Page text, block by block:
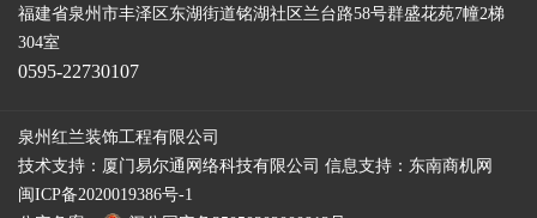
福建省泉州市丰泽区东湖街道铭湖社区兰台路58号群盛花苑7幢2梯
304室
0595-22730107
泉州红兰装饰工程有限公司
技术支持： 厦门易尔通网络科技有限公司 信息支持： 东南商机网
闽ICP备2020019386号-1